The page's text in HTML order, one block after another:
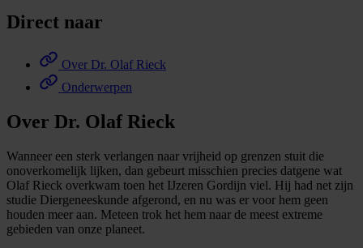
Direct naar
Over Dr. Olaf Rieck
Onderwerpen
Over Dr. Olaf Rieck
Wanneer een sterk verlangen naar vrijheid op grenzen stuit die
onoverkomelijk lijken, dan gebeurt misschien precies datgene wat
Olaf Rieck overkwam toen het IJzeren Gordijn viel. Hij had net zijn
studie Diergeneeskunde afgerond, en nu was er voor hem geen
houden meer aan. Meteen trok het hem naar de meest extreme
gebieden van onze planeet.